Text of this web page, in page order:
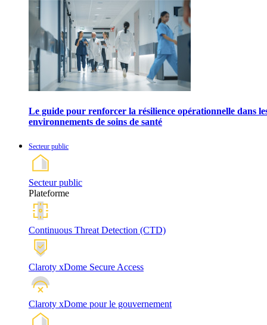
Le guide pour renforcer la résilience opérationnelle dans
environnements de soins de santé
Secteur public
Secteur public
Plateforme
Continuous Threat Detection (CTD)
Claroty xDome Secure Access
Claroty xDome pour le gouvernement